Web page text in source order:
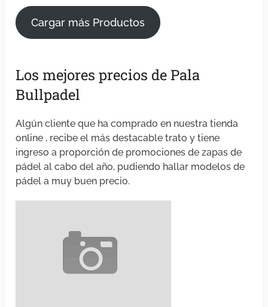
Cargar más Productos
Los mejores precios de Pala
Bullpadel
Algún cliente que ha comprado en nuestra tienda
online , recibe el más destacable trato y tiene
ingreso a proporción de promociones de zapas de
pádel al cabo del año, pudiendo hallar modelos de
pádel a muy buen precio.